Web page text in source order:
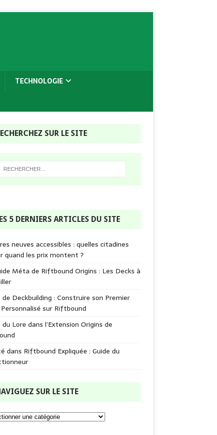
TECHNOLOGIE
SUR LE SITE
5 DERNIERS ARTICLES DU SITE
neuves accessibles : quelles citadines
quand les prix montent ?
Méta de Riftbound Origins : Les Decks à
de Deckbuilding : Construire son Premier
sur Riftbound
du Lore dans l’Extension Origins de
dans Riftbound Expliquée : Guide du
SUR LE SITE